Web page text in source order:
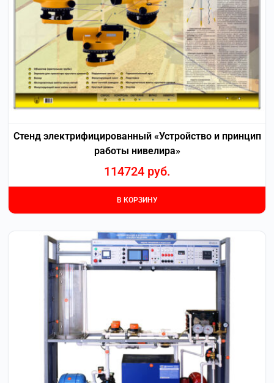
Стенд электрифицированный «Устройство и принцип
работы нивелира»
114724 руб.
В КОРЗИНУ